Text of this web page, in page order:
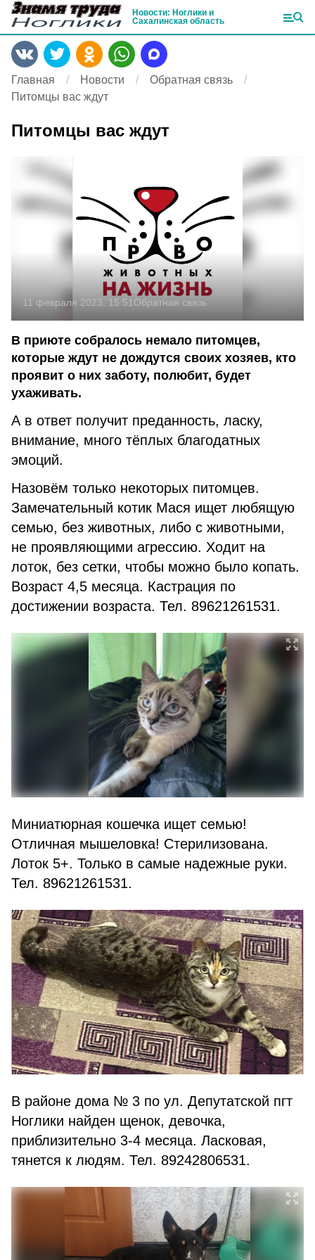
Новости: Ноглики и
Сахалинская область
Главная Новости
Обратная связь
Питомцы вас ждут
Питомцы вас ждут
11 февраля 2023, 15:51 Обратная связь
В приюте собралось немало питомцев,
которые ждут не дождутся своих хозяев, кто
проявит о них заботу, полюбит, будет
ухаживать.
А в ответ получит преданность, ласку,
внимание, много тёплых благодатных
эмоций.
Назовём только некоторых питомцев.
Замечательный котик Мася ищет любящую
семью, без животных, либо с животными,
не проявляющими агрессию. Ходит на
лоток, без сетки, чтобы можно было копать.
Возраст 4,5 месяца. Кастрация по
достижении возраста. Тел. 89621261531.
Миниатюрная кошечка ищет семью!
Отличная мышеловка! Стерилизована.
Лоток 5+. Только в самые надежные руки.
Тел. 89621261531.
В районе дома № 3 по ул. Депутатской пгт
Ноглики найден щенок, девочка,
приблизительно 3-4 месяца. Ласковая,
тянется к людям. Тел. 89242806531.